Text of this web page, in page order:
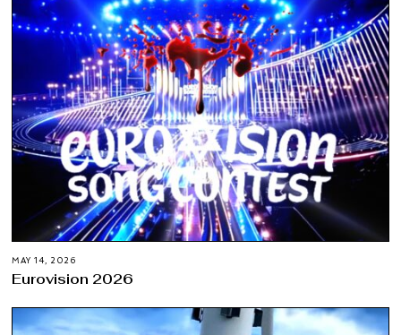
MAY 14, 2026
Eurovision 2026